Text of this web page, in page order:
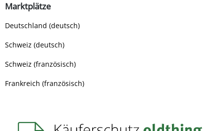
Marktplätze
Deutschland (deutsch)
Schweiz (deutsch)
Schweiz (französisch)
Frankreich (französisch)